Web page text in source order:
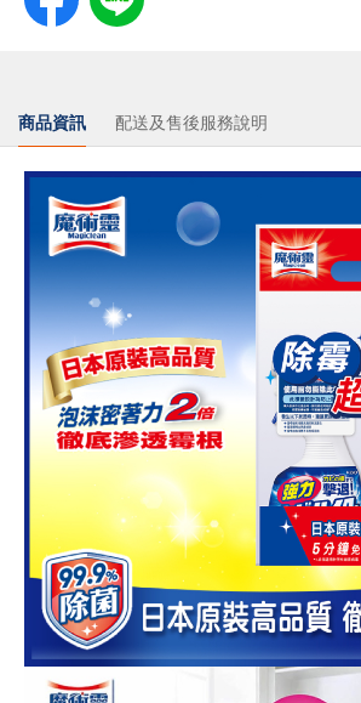
商品資訊 配送及售後服務說明